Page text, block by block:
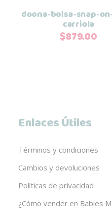
doona-bolsa-snap-
carriola
$879.00
Enlaces Útiles
Términos y condiciones
Cambios y devoluciones
Políticas de privacidad
¿Cómo vender en Babies